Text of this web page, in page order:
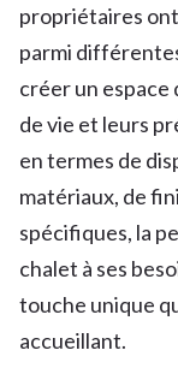
propriétaires
parmi
créer un
de vie et leurs
en termes de
matériaux, de
spécifiques, la
chalet à ses
touche unique
accueillant.